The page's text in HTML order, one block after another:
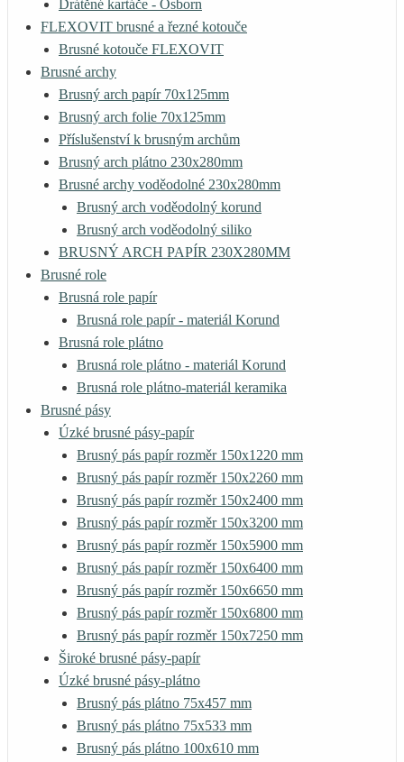
Drátěné kartáče - Osborn
FLEXOVIT brusné a řezné kotouče
Brusné kotouče FLEXOVIT
Brusné archy
Brusný arch papír 70x125mm
Brusný arch folie 70x125mm
Příslušenství k brusným archům
Brusný arch plátno 230x280mm
Brusné archy voděodolné 230x280mm
Brusný arch voděodolný korund
Brusný arch voděodolný siliko
BRUSNÝ ARCH PAPÍR 230X280MM
Brusné role
Brusná role papír
Brusná role papír - materiál Korund
Brusná role plátno
Brusná role plátno - materiál Korund
Brusná role plátno-materiál keramika
Brusné pásy
Úzké brusné pásy-papír
Brusný pás papír rozměr 150x1220 mm
Brusný pás papír rozměr 150x2260 mm
Brusný pás papír rozměr 150x2400 mm
Brusný pás papír rozměr 150x3200 mm
Brusný pás papír rozměr 150x5900 mm
Brusný pás papír rozměr 150x6400 mm
Brusný pás papír rozměr 150x6650 mm
Brusný pás papír rozměr 150x6800 mm
Brusný pás papír rozměr 150x7250 mm
Široké brusné pásy-papír
Úzké brusné pásy-plátno
Brusný pás plátno 75x457 mm
Brusný pás plátno 75x533 mm
Brusný pás plátno 100x610 mm